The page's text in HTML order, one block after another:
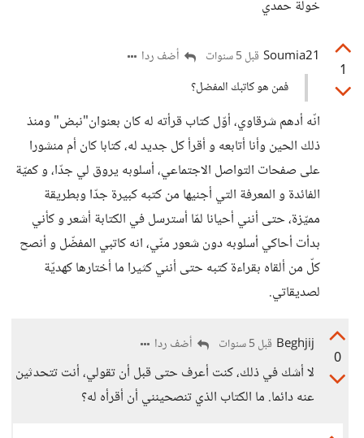
خولة حمدي
1
Soumia21 قبل 5 سنوات
أضف ردا
فمن هو كاتبك المفضل؟
انّه أدهم شرقاوي، أوّل كتاب قرأته له كان بعنوان"نبض" ومنذ
ذلك الحين وأنا أتابعه و أقرأ كل جديد له، كتابا كان أم منشورا
على صفحات التواصل الاجتماعي، أسلوبه يروق لي جدّا، و كميّة
الفائدة و المعرفة التي أجنيها من كتبه كبيرة جدّا وبطريقة
مميّزة، حتى أنني أحيانا لمّا أسترسل في الكتابة أشعر و كأني
بدأت أحاكي أسلوبه دون شعور منّي، انه كاتبي المفضّل و أنصح
كلّ من ألقاه بقراءة كتبه حتى أنني كثيرا ما أختارها كهديّة
لصديقاتي.
0
Beghjij قبل 5 سنوات أضف ردا
لا أشك في ذلك، كنت أعرف حتى قبل أن تقولي، أنت تتحدثين
عنه دائما. ما الكتاب الذي تنصحينني أن أقرأه له؟